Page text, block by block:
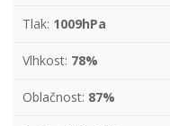
Tlak: 1009hPa
Vlhkost: 78%
Oblačnost: 87%